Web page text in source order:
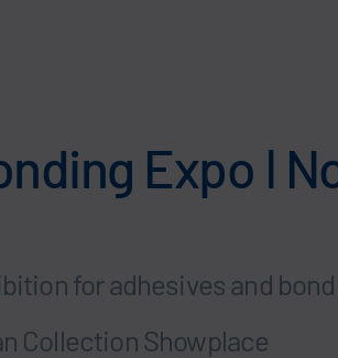
Expo ǀ
for adhesives and
Collection Showplace